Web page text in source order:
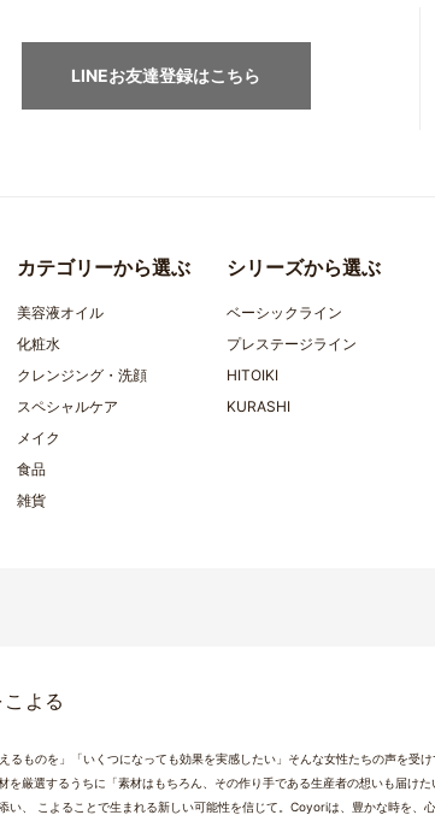
LINEお友達登録はこちら
カテゴリーから選ぶ
美容液オイル
化粧水
クレンジング・洗顔
スペシャルケア
メイク
食品
雑貨
シリーズから選ぶ
ベーシックライン
プレステージライン
HITOIKI
KURASHI
よる
るものを」「いくつになっても効果を実感したい」そんな女性たちの声を受
を厳選するうちに「素材はもちろん、その作り手である生産者の想いも届けた
い、 こよることで生まれる新しい可能性を信じて。Coyoriは、豊かな時を、